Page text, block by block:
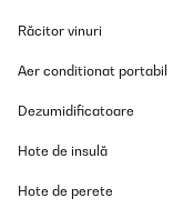
Răcitor vinuri
Aer conditionat portabil
Dezumidificatoare
Hote de insulă
Hote de perete